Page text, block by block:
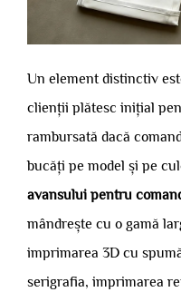
Un element distinctiv
clienții plătesc inițial
rambursată dacă
bucăți pe model și pe
avansului pentru
mândrește cu o gamă
imprimarea 3D cu
serigrafia, imprimarea